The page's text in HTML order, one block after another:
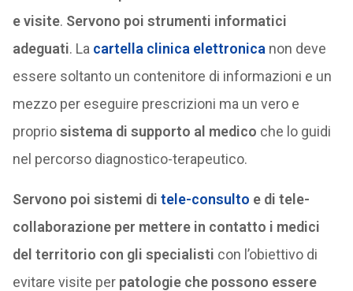
e visite. Servono poi strumenti informatici
adeguati. La cartella clinica elettronica non deve
essere soltanto un contenitore di informazioni e un
mezzo per eseguire prescrizioni ma un vero e
propriosistema di supporto al medico che lo guidi
nel percorso diagnostico-terapeutico.
Servono poi sistemi di tele-consulto e di tele-
collaborazione per mettere in contatto i medici
del territorio con gli specialisti con l’obiettivo di
evitare visite per patologie che possono essere